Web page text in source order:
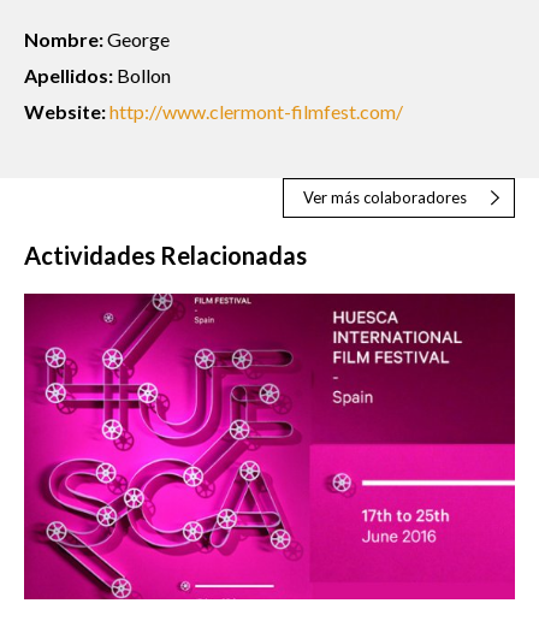
Nombre:George
Apellidos: Bollon
Website:http://www.clermont-filmfest.com/
Ver más colaboradores
Actividades Relacionadas